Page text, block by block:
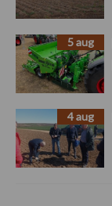
5 aug
4 aug